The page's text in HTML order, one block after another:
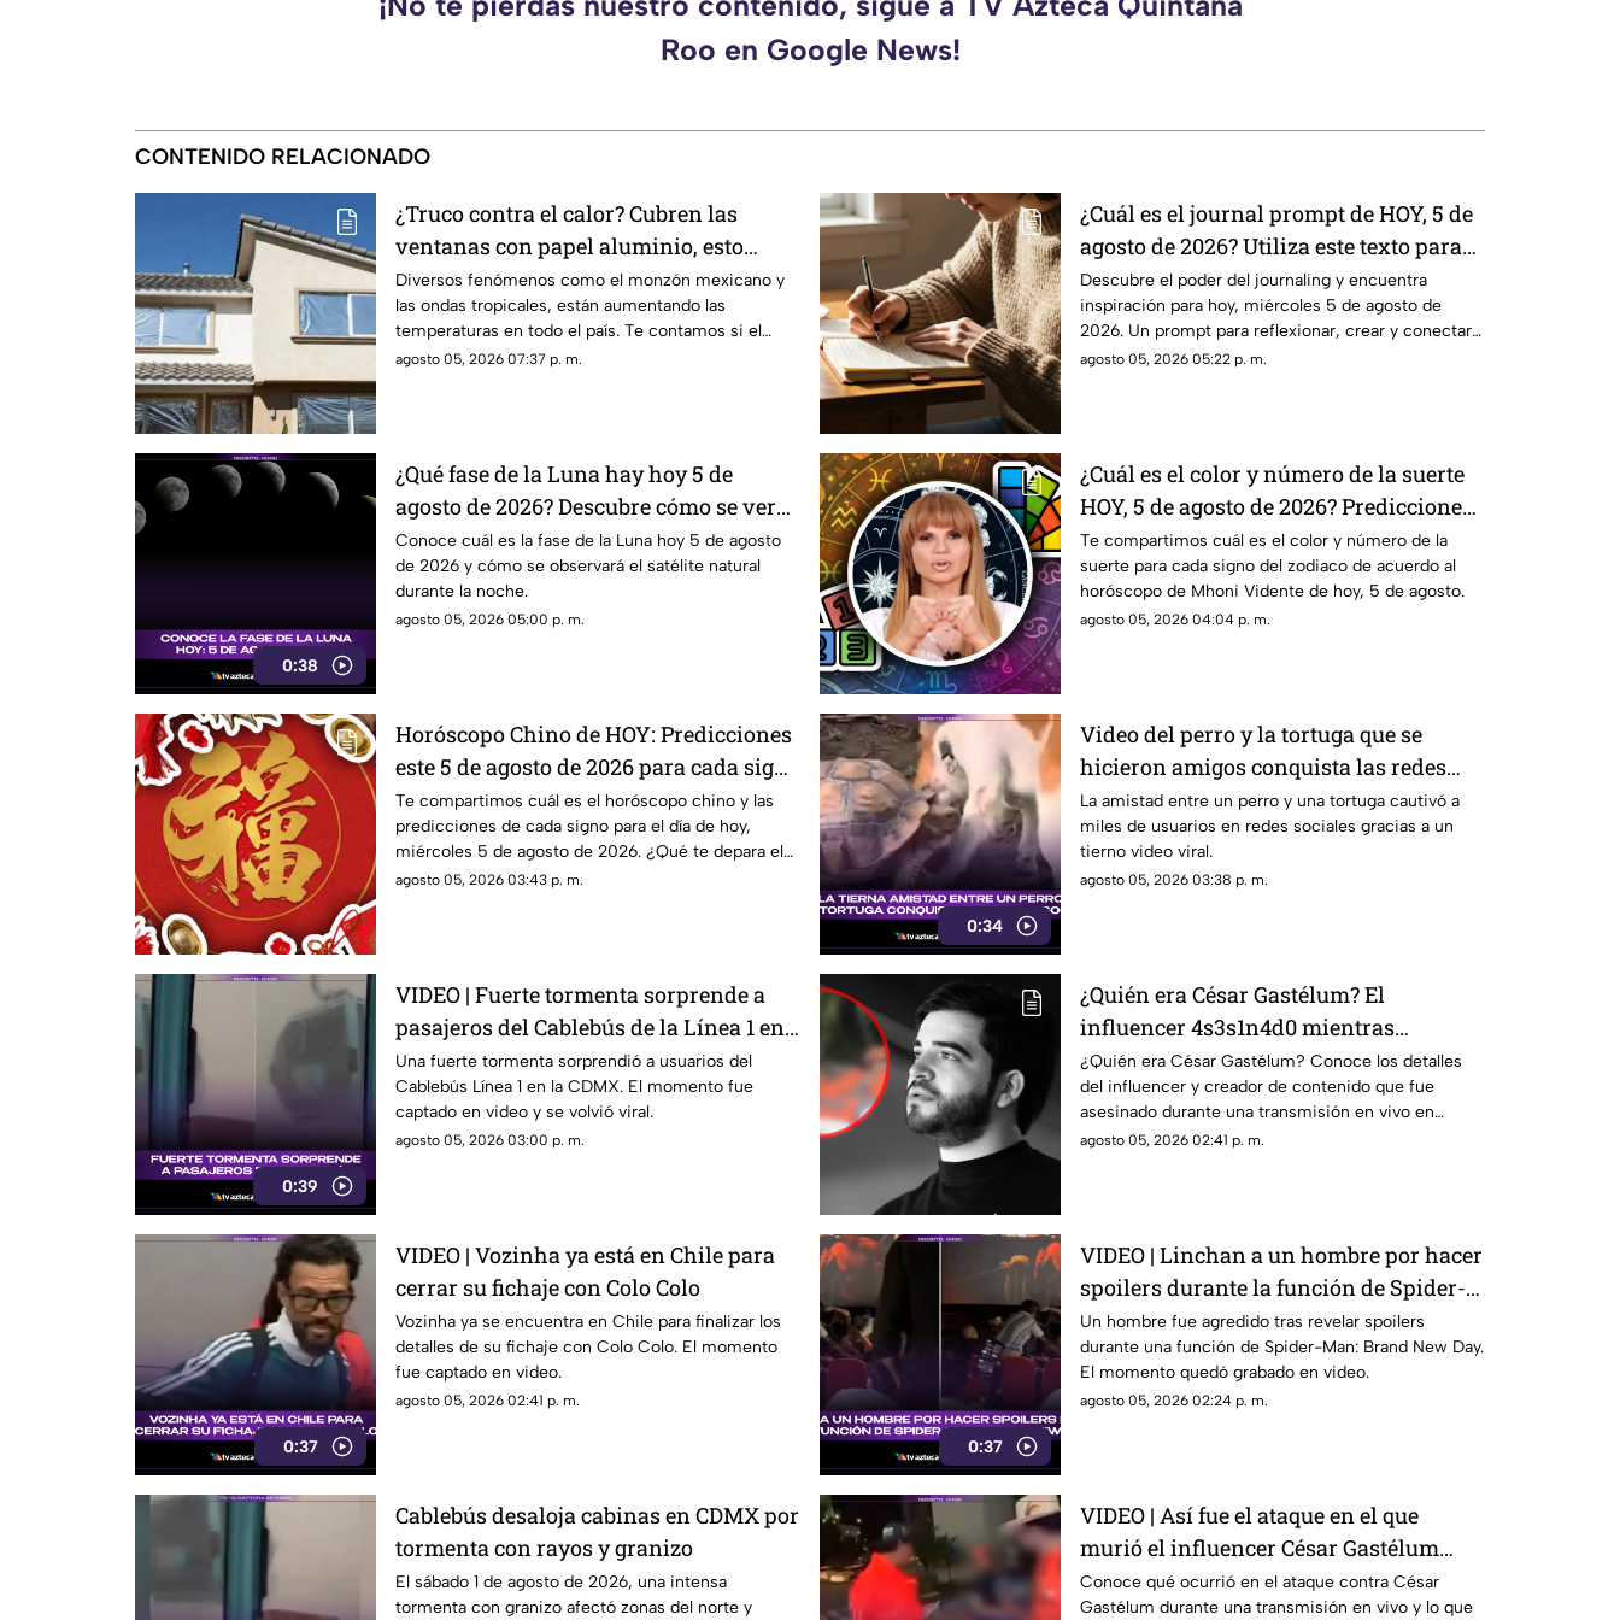
Roo en Google News!
CONTENIDO RELACIONADO
¿Truco contra el calor? Cubren las
ventanas con papel aluminio, esto
explica la ciencia
Diversos fenómenos como el monzón mexicano y
las ondas tropicales, están aumentando las
temperaturas en todo el país. Te contamos si el
papel aluminio en las ventanas es un truco eficaz
agosto 05, 2026 07:37 p. m.
¿Cuál es el journal prompt de HOY, 5 de
agosto de 2026? Utiliza este texto para
escribir en tu diario y reflexionar sobre
tu día
Descubre el poder del journaling y encuentra
inspiración para hoy, miércoles 5 de agosto de
2026. Un prompt para reflexionar, crear y conectar
contigo mismo.
agosto 05, 2026 05:22 p. m.
0:38
¿Qué fase de la Luna hay hoy 5 de
agosto de 2026? Descubre cómo se verá
el satélite esta noche
Conoce cuál es la fase de la Luna hoy 5 de agosto
de 2026 y cómo se observará el satélite natural
durante la noche.
agosto 05, 2026 05:00 p. m.
¿Cuál es el color y número de la suerte
HOY, 5 de agosto de 2026? Predicciones
de Mhoni Vidente para cada signo este
miércoles
Te compartimos cuál es el color y número de la
suerte para cada signo del zodiaco de acuerdo al
horóscopo de Mhoni Vidente de hoy, 5 de agosto.
agosto 05, 2026 04:04 p. m.
Horóscopo Chino de HOY: Predicciones
este 5 de agosto de 2026 para cada signo
del zodiaco
Te compartimos cuál es el horóscopo chino y las
predicciones de cada signo para el día de hoy,
miércoles 5 de agosto de 2026. ¿Qué te depara el
destino?
agosto 05, 2026 03:43 p. m.
0:34
Video del perro y la tortuga que se
hicieron amigos conquista las redes
sociales por su ternura
La amistad entre un perro y una tortuga cautivó a
miles de usuarios en redes sociales gracias a un
tierno video viral.
agosto 05, 2026 03:38 p. m.
0:39
VIDEO | Fuerte tormenta sorprende a
pasajeros del Cablebús de la Línea 1 en
la Ciudad de México: así vivieron el
momento los pasajeros
Una fuerte tormenta sorprendió a usuarios del
Cablebús Línea 1 en la CDMX. El momento fue
captado en video y se volvió viral.
agosto 05, 2026 03:00 p. m.
¿Quién era César Gastélum? El
influencer 4s3s1n4d0 mientras
realizaba una transmisión en vivo en
Sinaloa
¿Quién era César Gastélum? Conoce los detalles
del influencer y creador de contenido que fue
asesinado durante una transmisión en vivo en
Sinaloa.
agosto 05, 2026 02:41 p. m.
0:37
VIDEO | Vozinha ya está en Chile para
cerrar su fichaje con Colo Colo
Vozinha ya se encuentra en Chile para finalizar los
detalles de su fichaje con Colo Colo. El momento
fue captado en video.
agosto 05, 2026 02:41 p. m.
0:37
VIDEO | Linchan a un hombre por hacer
spoilers durante la función de Spider-
Man: Brand New Day
Un hombre fue agredido tras revelar spoilers
durante una función de Spider-Man: Brand New Day.
El momento quedó grabado en video.
agosto 05, 2026 02:24 p. m.
Cablebús desaloja cabinas en CDMX por
tormenta con rayos y granizo
El sábado 1 de agosto de 2026, una intensa
tormenta con granizo afectó zonas del norte y
VIDEO | Así fue el ataque en el que
murió el influencer César Gastélum
durante un en vivo
Conoce qué ocurrió en el ataque contra César
Gastélum durante una transmisión en vivo y lo que